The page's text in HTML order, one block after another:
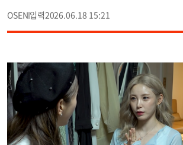
OSEN 2026.06.18 15:21